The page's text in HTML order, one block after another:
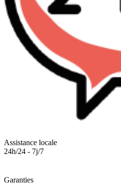
Assistance locale
24h/24 - 7j/7
Garanties